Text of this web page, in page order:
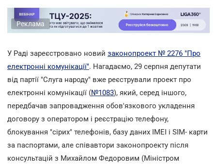
Реклама
У Раді зареєстровано новий законопроект № 2276 "Про
електронні комунікації". Нагадаємо, 29 серпня депутати
від партії "Слуга народу" вже реєстрували проект про
електронні комунікації (№1083), який, серед іншого,
передбачав запровадження обов'язкового укладення
договору з оператором і реєстрацію телефону,
блокування "сірих" телефонів, базу даних IMEI і SIM- карти
за паспортами, але співавтори законопроекту після
консультацій з Михайлом Федоровим (Міністром